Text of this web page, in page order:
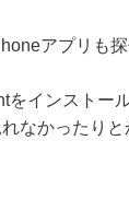
アプリも探
をインストー
なかったり